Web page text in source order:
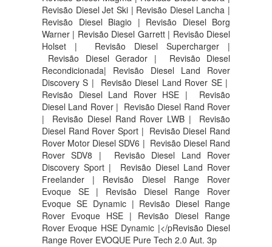
Revisão Diesel Jet Ski | Revisão Diesel Lancha |
Revisão Diesel Biagio | Revisão Diesel Borg
Warner | Revisão Diesel Garrett | Revisão Diesel
Holset | Revisão Diesel Supercharger |
Revisão Diesel Gerador | Revisão Diesel
Recondicionada| Revisão Diesel Land Rover
Discovery S |
Revisão Diesel Land Rover SE |
Revisão Diesel Land Rover HSE |
Revisão
Diesel Land Rover | Revisão Diesel Rand Rover
|
Revisão Diesel Rand Rover LWB |
Revisão
Diesel Rand Rover Sport | Revisão Diesel Rand
Rover Motor Diesel SDV6 | Revisão Diesel Rand
Rover SDV8 |
Revisão Diesel Land Rover
Discovery Sport |
Revisão Diesel Land Rover
Freelander | Revisão Diesel Range Rover
Evoque SE | Revisão Diesel Range Rover
Evoque SE Dynamic | Revisão Diesel Range
Rover Evoque HSE | Revisão Diesel Range
Rover Evoque HSE Dynamic |</pRevisão Diesel
Range Rover EVOQUE Pure Tech 2.0 Aut. 3p